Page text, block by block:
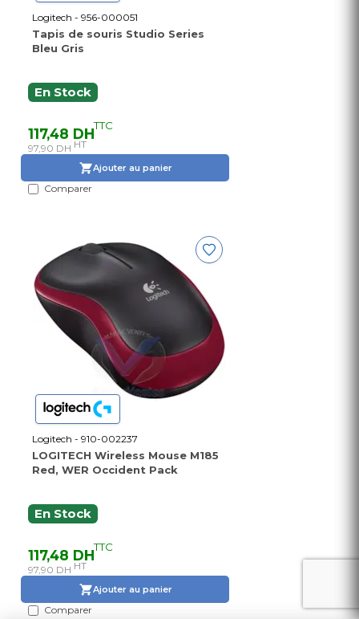
Logitech - 956-000051
Tapis de souris Studio Series
Bleu Gris
En Stock
117,48 DHTTC
97,90 DH HT
Ajouter au panier
Comparer
Logitech - 910-002237
LOGITECH Wireless Mouse M185
Red, WER Occident Pack
En Stock
117,48 DHTTC
97,90 DH HT
Ajouter au panier
Comparer